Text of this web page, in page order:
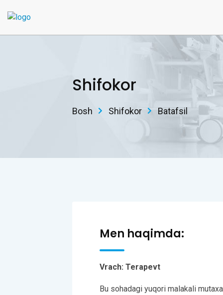
Shifokor
Bosh Shifokor Batafsil
Men haqimda:
Vrach: Terapevt
Bu sohadagi yuqori malakali